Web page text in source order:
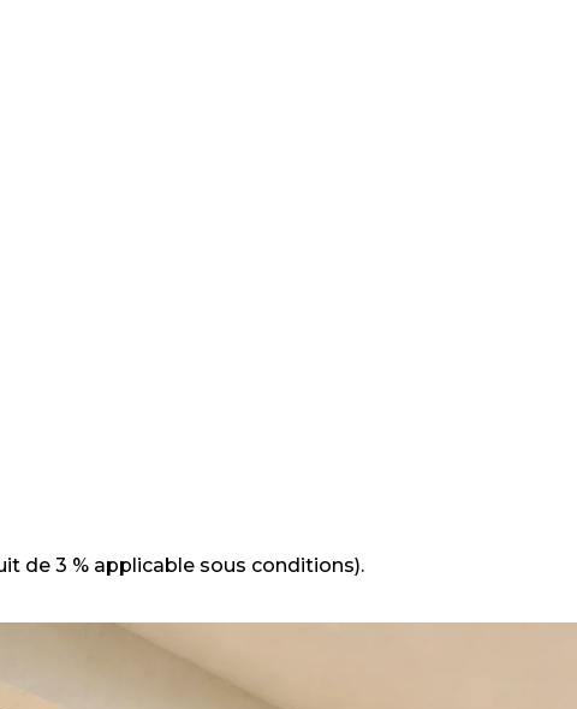
de 3 % applicable sous conditions).